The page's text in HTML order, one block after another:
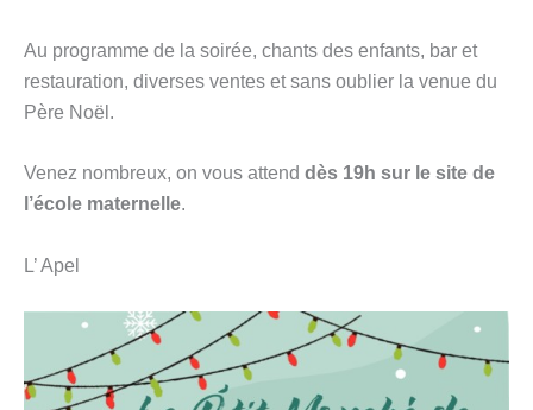
Au programme de la soirée, chants des enfants, bar et
restauration, diverses ventes et sans oublier la venue du
Père Noël.
Venez nombreux, on vous attend dès 19h sur le site de
l’école maternelle.
L’ Apel